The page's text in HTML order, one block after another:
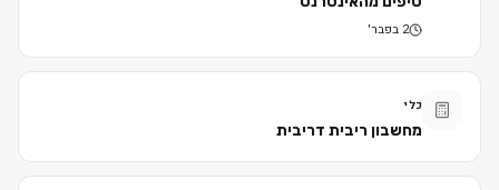
2 בפבר׳
כלי
מחשבון ריבית דריבית